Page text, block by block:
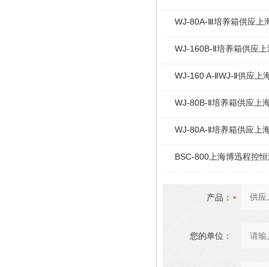
WJ-80A-Ⅲ培养箱供应上
WJ-160B-Ⅱ培养箱供应
WJ-160 A-ⅡWJ-Ⅱ供应上
WJ-80B-Ⅱ培养箱供应上
WJ-80A-Ⅱ培养箱供应上
BSC-800上海博迅程控
产品：
您的单位：